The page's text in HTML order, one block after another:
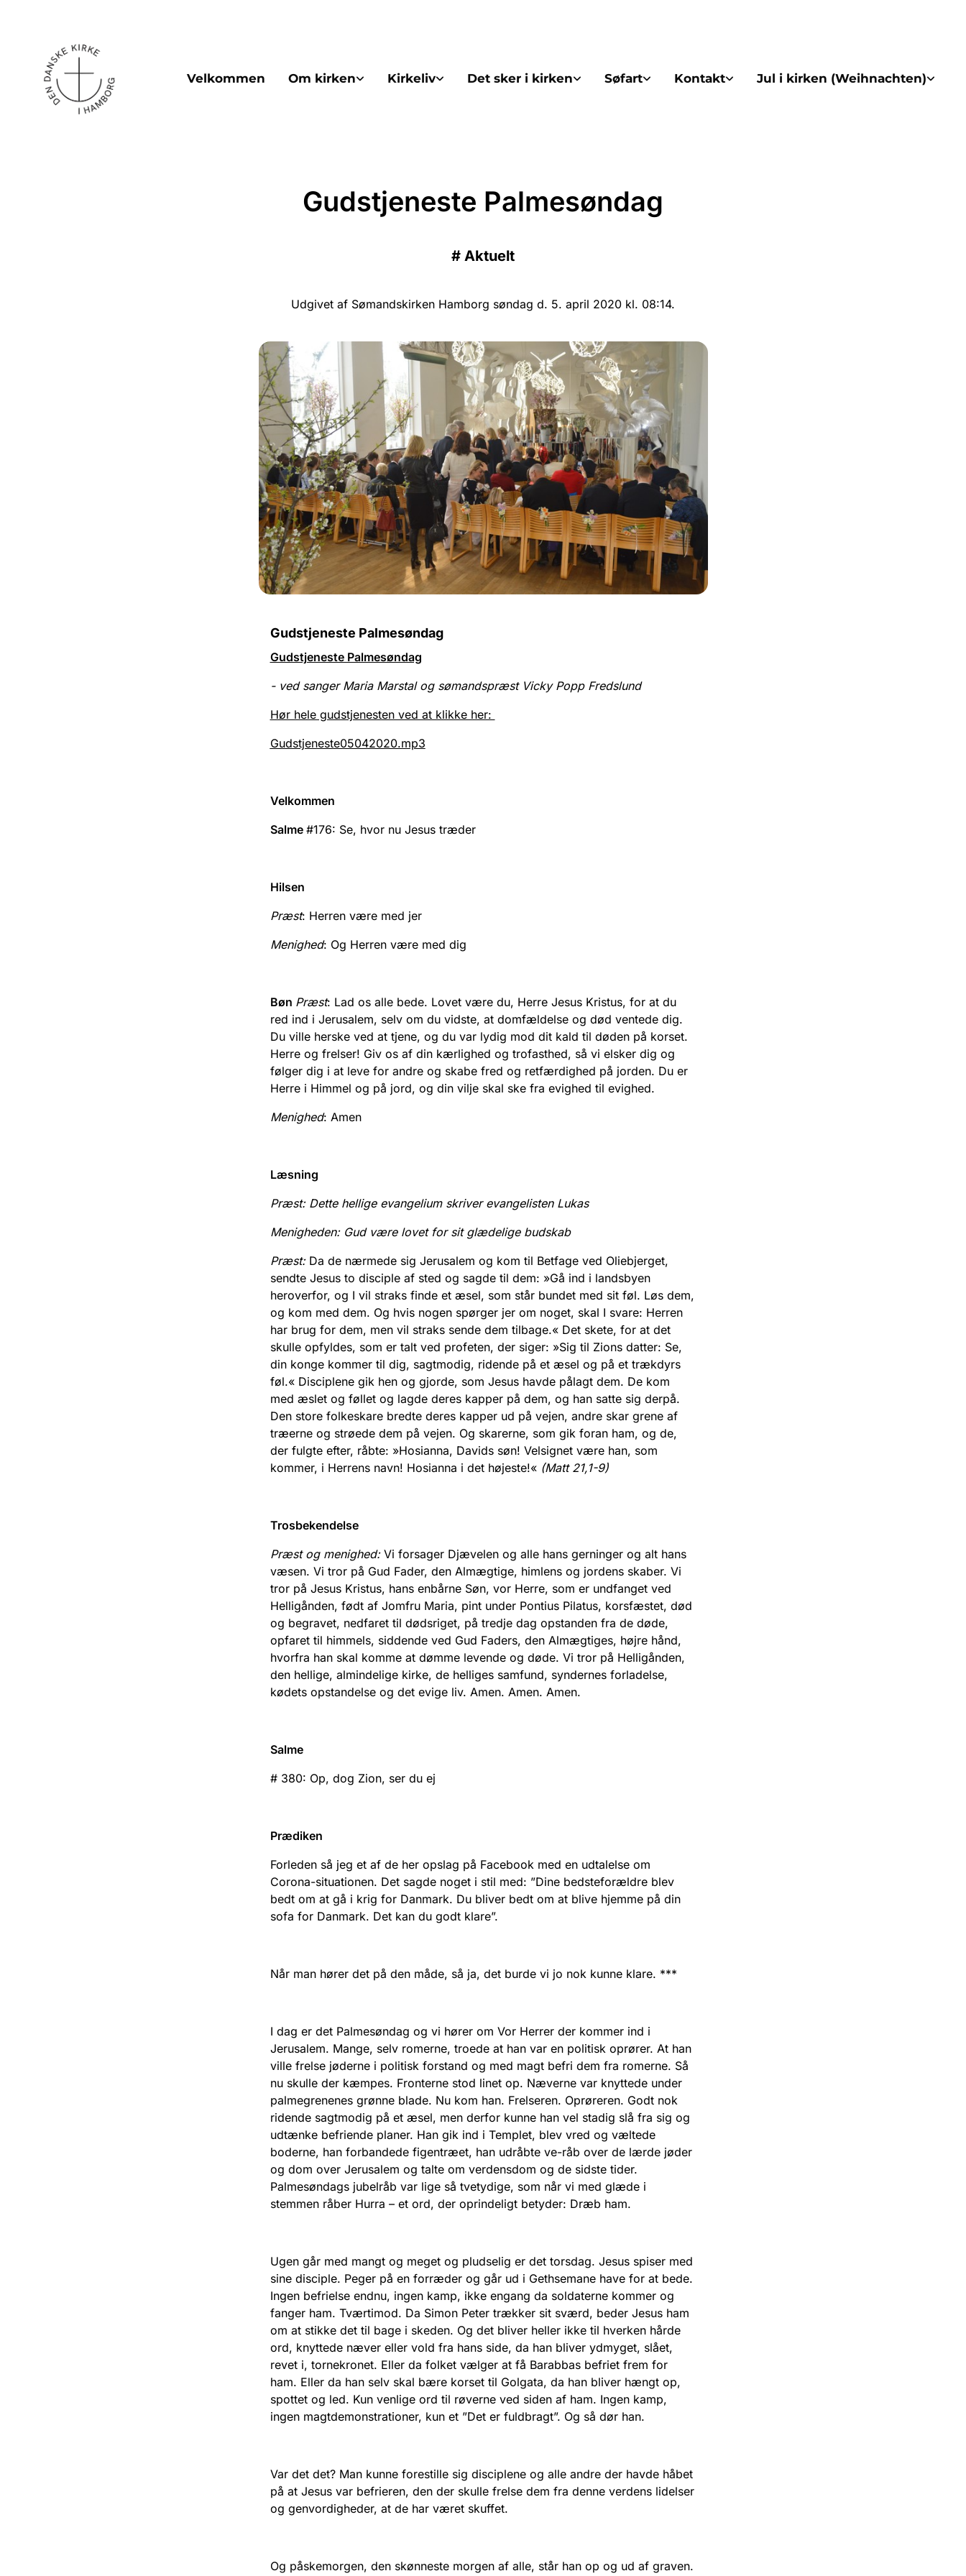
Velkommen Om kirken Kirkeliv Det sker i kirken Søfart Kontakt Jul i kirken (Weihnachten)
Gudstjeneste Palmesøndag
# Aktuelt
Udgivet af Sømandskirken Hamborg søndag d. 5. april 2020 kl. 08:14.
Gudstjeneste Palmesøndag
Gudstjeneste Palmesøndag
- ved sanger Maria Marstal og sømandspræst Vicky Popp Fredslund
Hør hele gudstjenesten ved at klikke her:
Gudstjeneste05042020.mp3
Velkommen
Salme #176: Se, hvor nu Jesus træder
Hilsen
Præst: Herren være med jer
Menighed: Og Herren være med dig
Bøn Præst: Lad os alle bede. Lovet være du, Herre Jesus Kristus, for at du
red ind i Jerusalem, selv om du vidste, at domfældelse og død ventede dig.
Du ville herske ved at tjene, og du var lydig mod dit kald til døden på korset.
Herre og frelser! Giv os af din kærlighed og trofasthed, så vi elsker dig og
følger dig i at leve for andre og skabe fred og retfærdighed på jorden. Du er
Herre i Himmel og på jord, og din vilje skal ske fra evighed til evighed.
Menighed: Amen
Læsning
Præst: Dette hellige evangelium skriver evangelisten Lukas
Menigheden:Gud være lovet for sit glædelige budskab
Præst:Da de nærmede sig Jerusalem og kom til Betfage ved Oliebjerget,
sendte Jesus to disciple af sted og sagde til dem: »Gå ind i landsbyen
heroverfor, og I vil straks finde et æsel, som står bundet med sit føl. Løs dem,
og kom med dem. Og hvis nogen spørger jer om noget, skal I svare: Herren
har brug for dem, men vil straks sende dem tilbage.« Det skete, for at det
skulle opfyldes, som er talt ved profeten, der siger: »Sig til Zions datter: Se,
din konge kommer til dig, sagtmodig, ridende på et æsel og på et trækdyrs
føl.« Disciplene gik hen og gjorde, som Jesus havde pålagt dem. De kom
med æslet og føllet og lagde deres kapper på dem, og han satte sig derpå.
Den store folkeskare bredte deres kapper ud på vejen, andre skar grene af
træerne og strøede dem på vejen. Og skarerne, som gik foran ham, og de,
der fulgte efter, råbte: »Hosianna, Davids søn! Velsignet være han, som
kommer, i Herrens navn! Hosianna i det højeste!« (Matt 21,1-9)
Trosbekendelse
Præst og menighed:Vi forsager Djævelen og alle hans gerninger og alt hans
væsen. Vi tror på Gud Fader, den Almægtige, himlens og jordens skaber. Vi
tror på Jesus Kristus, hans enbårne Søn, vor Herre, som er undfanget ved
Helligånden, født af Jomfru Maria, pint under Pontius Pilatus, korsfæstet, død
og begravet, nedfaret til dødsriget, på tredje dag opstanden fra de døde,
opfaret til himmels, siddende ved Gud Faders, den Almægtiges, højre hånd,
hvorfra han skal komme at dømme levende og døde. Vi tror på Helligånden,
den hellige, almindelige kirke, de helliges samfund, syndernes forladelse,
kødets opstandelse og det evige liv. Amen. Amen. Amen.
Salme
# 380: Op, dog Zion, ser du ej
Prædiken
Forleden så jeg et af de her opslag på Facebook med en udtalelse om
Corona-situationen. Det sagde noget i stil med: ”Dine bedsteforældre blev
bedt om at gå i krig for Danmark. Du bliver bedt om at blive hjemme på din
sofa for Danmark. Det kan du godt klare”.
Når man hører det på den måde, så ja, det burde vi jo nok kunne klare. ***
I dag er det Palmesøndag og vi hører om Vor Herrer der kommer ind i
Jerusalem. Mange, selv romerne, troede at han var en politisk oprører. At han
ville frelse jøderne i politisk forstand og med magt befri dem fra romerne. Så
nu skulle der kæmpes. Fronterne stod linet op. Næverne var knyttede under
palmegrenenes grønne blade. Nu kom han. Frelseren. Oprøreren. Godt nok
ridende sagtmodig på et æsel, men derfor kunne han vel stadig slå fra sig og
udtænke befriende planer. Han gik ind i Templet, blev vred og væltede
boderne, han forbandede figentræet, han udråbte ve-råb over de lærde jøder
og dom over Jerusalem og talte om verdensdom og de sidste tider.
Palmesøndags jubelråb var lige så tvetydige, som når vi med glæde i
stemmen råber Hurra – et ord, der oprindeligt betyder: Dræb ham.
Ugen går med mangt og meget og pludselig er det torsdag. Jesus spiser med
sine disciple. Peger på en forræder og går ud i Gethsemane have for at bede.
Ingen befrielse endnu, ingen kamp, ikke engang da soldaterne kommer og
fanger ham. Tværtimod. Da Simon Peter trækker sit sværd, beder Jesus ham
om at stikke det til bage i skeden. Og det bliver heller ikke til hverken hårde
ord, knyttede næver eller vold fra hans side, da han bliver ydmyget, slået,
revet i, tornekronet. Eller da folket vælger at få Barabbas befriet frem for
ham. Eller da han selv skal bære korset til Golgata, da han bliver hængt op,
spottet og led. Kun venlige ord til røverne ved siden af ham. Ingen kamp,
ingen magtdemonstrationer, kun et ”Det er fuldbragt”. Og så dør han.
Var det det? Man kunne forestille sig disciplene og alle andre der havde håbet
på at Jesus var befrieren, den der skulle frelse dem fra denne verdens lidelser
og genvordigheder, at de har været skuffet.
Og påskemorgen, den skønneste morgen af alle, står han op og ud af graven.